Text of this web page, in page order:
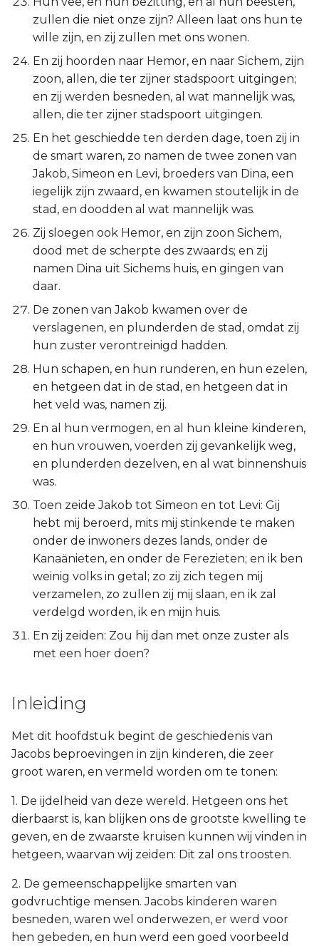
zullen die niet onze zijn? Alleen laat ons hun te
wille zijn, en zij zullen met ons wonen.
En zij hoorden naar Hemor, en naar Sichem, zijn
zoon, allen, die ter zijner stadspoort uitgingen;
en zij werden besneden, al wat mannelijk was,
allen, die ter zijner stadspoort uitgingen.
En het geschiedde ten derden dage, toen zij in
de smart waren, zo namen de twee zonen van
Jakob, Simeon en Levi, broeders van Dina, een
iegelijk zijn zwaard, en kwamen stoutelijk in de
stad, en doodden al wat mannelijk was.
Zij sloegen ook Hemor, en zijn zoon Sichem,
dood met de scherpte des zwaards; en zij
namen Dina uit Sichems huis, en gingen van
daar.
De zonen van Jakob kwamen over de
verslagenen, en plunderden de stad, omdat zij
hun zuster verontreinigd hadden.
Hun schapen, en hun runderen, en hun ezelen,
en hetgeen dat in de stad, en hetgeen dat in
het veld was, namen zij.
En al hun vermogen, en al hun kleine kinderen,
en hun vrouwen, voerden zij gevankelijk weg,
en plunderden dezelven, en al wat binnenshuis
was.
Toen zeide Jakob tot Simeon en tot Levi: Gij
hebt mij beroerd, mits mij stinkende te maken
onder de inwoners dezes lands, onder de
Kanaänieten, en onder de Ferezieten; en ik ben
weinig volks in getal; zo zij zich tegen mij
verzamelen, zo zullen zij mij slaan, en ik zal
verdelgd worden, ik en mijn huis.
En zij zeiden: Zou hij dan met onze zuster als
met een hoer doen?
Inleiding
Met dit hoofdstuk begint de geschiedenis van
Jacobs beproevingen in zijn kinderen, die zeer
groot waren, en vermeld worden om te tonen:
1. De ijdelheid van deze wereld. Hetgeen ons het
dierbaarst is, kan blijken ons de grootste kwelling te
geven, en de zwaarste kruisen kunnen wij vinden in
hetgeen, waarvan wij zeiden: Dit zal ons troosten.
2. De gemeenschappelijke smarten van
godvruchtige mensen. Jacobs kinderen waren
besneden, waren wel onderwezen, er werd voor
hen gebeden, en hun werd een goed voorbeeld